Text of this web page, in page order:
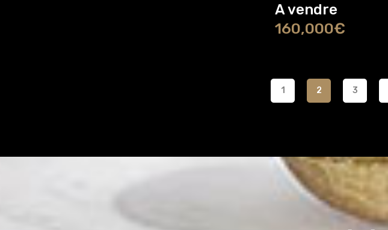
A vendre
160,000€
1 2 3